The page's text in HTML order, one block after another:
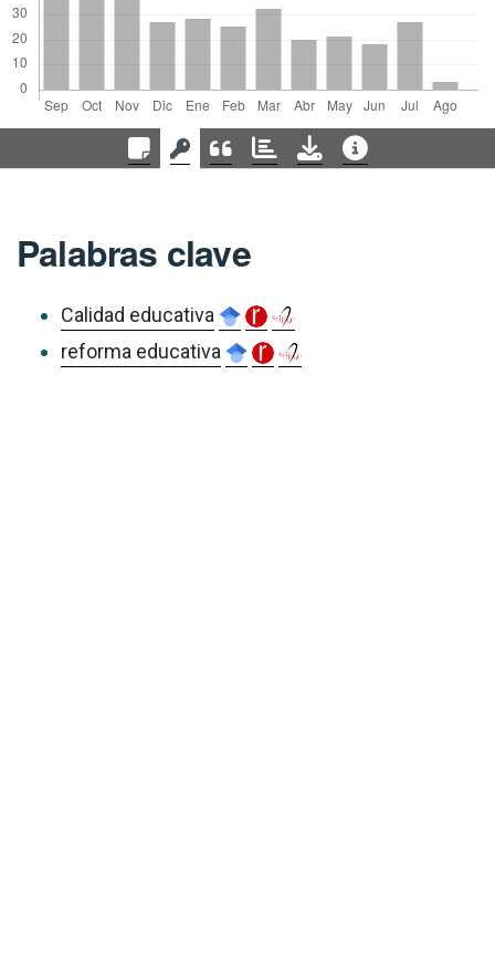
Palabras clave
Calidad educativa
reforma educativa